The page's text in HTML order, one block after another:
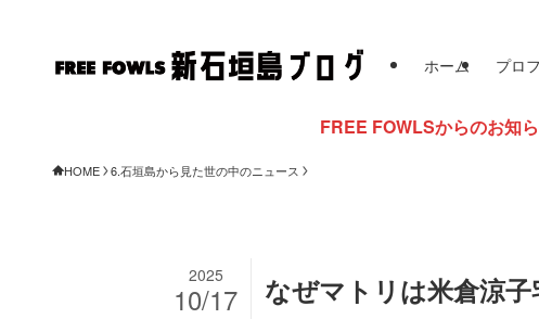
ホーム プロ
FREE FOWLSからのお知らせ
HOME 6.石垣島から見た世の中のニュース
なぜマトリは米倉涼
2025
10/17